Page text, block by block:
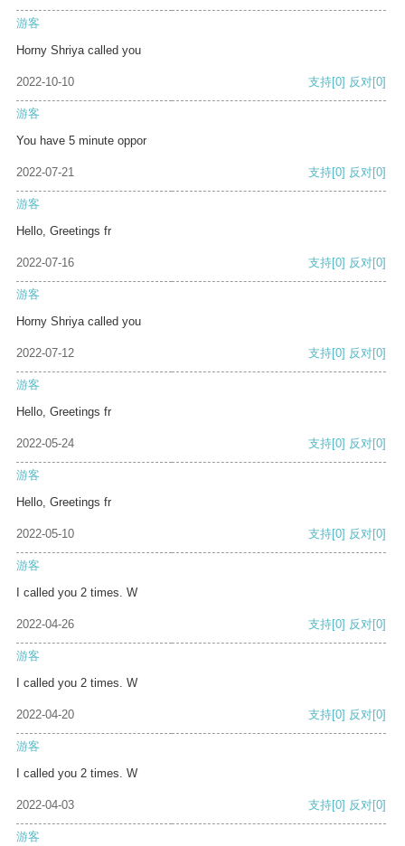
游客
Horny Shriya called you
2022-10-10 支持[0] 反对[0]
游客
You have 5 minute oppor
2022-07-21 支持[0] 反对[0]
游客
Hello, Greetings fr
2022-07-16 支持[0] 反对[0]
游客
Horny Shriya called you
2022-07-12 支持[0] 反对[0]
游客
Hello, Greetings fr
2022-05-24 支持[0] 反对[0]
游客
Hello, Greetings fr
2022-05-10 支持[0] 反对[0]
游客
I called you 2 times. W
2022-04-26 支持[0] 反对[0]
游客
I called you 2 times. W
2022-04-20 支持[0] 反对[0]
游客
I called you 2 times. W
2022-04-03 支持[0] 反对[0]
游客